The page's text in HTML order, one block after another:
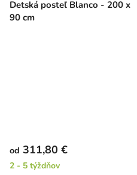
Detská posteľ Blanco - 200 x
90 cm
od 311,80 €
2 - 5 týždňov